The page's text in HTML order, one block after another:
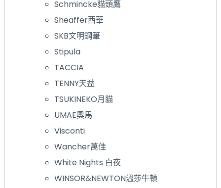
Schmincke貓頭鷹
Sheaffer西華
SKB文明鋼筆
Stipula
TACCIA
TENNY天益
TSUKINEKO月貓
UMAE奧馬
Visconti
Wancher萬佳
White Nights 白夜
WINSOR&NEWTON溫莎牛頓